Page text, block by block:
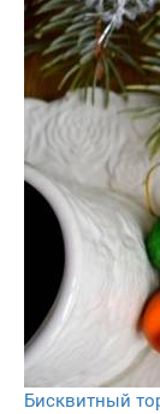
Бисквитный